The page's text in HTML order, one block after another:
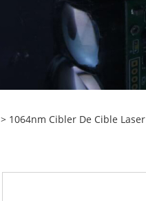
> 1064nm Cibler De Cible Laser